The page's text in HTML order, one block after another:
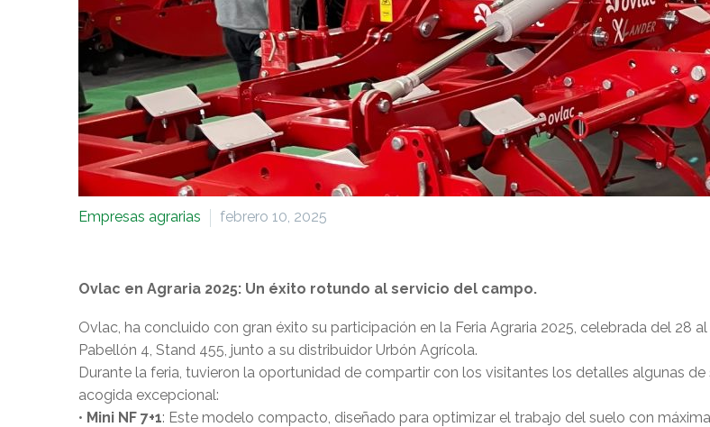
Empresas agrarias febrero 10, 2025
Ovlac en Agraria 2025: Un éxito rotundo al servicio del campo.
Ovlac, ha concluido con gran éxito su participación en la Feria Agraria 2025, celebrada del 28
Pabellón 4, Stand 455, junto a su distribuidor Urbón Agrícola.
Durante la feria, tuvieron la oportunidad de compartir con los visitantes los detalles algunas
acogida excepcional:
• Mini NF 7+1: Este modelo compacto, diseñado para optimizar el trabajo del suelo con